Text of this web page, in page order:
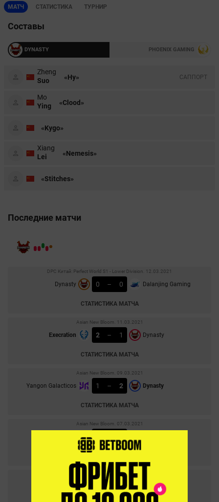
МАТЧ СТАТИСТИКА ТУРНИР
Составы
DYNASTY PHOENIX GAMING
Zheng
Suo
«Hy» CАППОРТ
Mo
Ying
«Clood»
«Kygo»
Xiang
Lei
«Nemesis»
«Stitches»
Последние матчи
DPC Китай: Perfect World S1 - Lower Division. 12.03.2021
Dynasty 0 – 0 Dalanjing Gaming
СТАТИСТИКА МАТЧА
Asian New Bloom. 11.03.2021
Execration 2 – 1 Dynasty
СТАТИСТИКА МАТЧА
Asian New Bloom. 09.03.2021
Yangon Galacticos 1 – 2 Dynasty
СТАТИСТИКА МАТЧА
Asian New Bloom. 07.03.2021
Asian New Bloom. 05.03.2021
Dynasty – 2 Access